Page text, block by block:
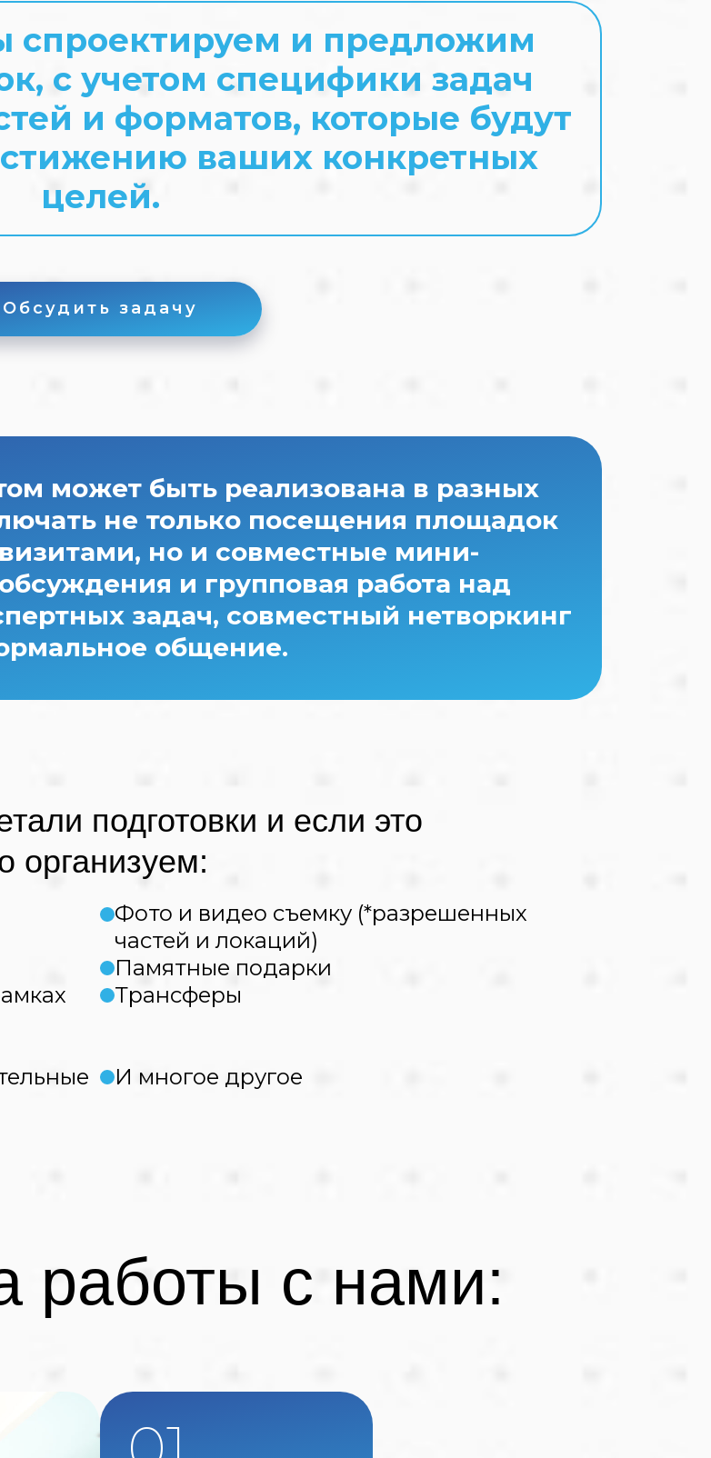
спроектируем и предложим
с учетом специфики задач
и форматов, которые будут
ваших конкретных
целей.
Обсудить задачу
может быть реализована в разных
не только посещения площадок
но и совместные мини-
и групповая работа над
задач, совместный нетворкинг
общение.
подготовки и если это
организуем:
Фото и видео съемку (*разрешенных
частей и локаций)
Памятные подарки
Трансферы
И многое другое
работы с нами: